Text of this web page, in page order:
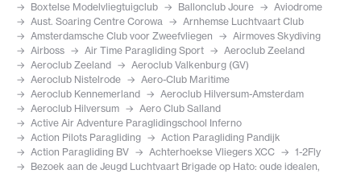
Boxtelse Modelvliegtuigclub
Ballonclub Joure
Aviodrome
Aust. Soaring Centre Corowa
Arnhemse Luchtvaart Club
Amsterdamsche Club voor Zweefvliegen
Airmoves Skydiving
Airboss
Air Time Paragliding Sport
Aeroclub Zeeland
Aeroclub Zeeland
Aeroclub Valkenburg (GV)
Aeroclub Nistelrode
Aero-Club Maritime
Aeroclub Kennemerland
Aeroclub Hilversum-Amsterdam
Aeroclub Hilversum
Aero Club Salland
Active Air Adventure Paraglidingschool Inferno
Action Pilots Paragliding
Action Paragliding Pandijk
Action Paragliding BV
Achterhoekse Vliegers XCC
1-2Fly
Bezoek aan de Jeugd Luchtvaart Brigade op Hato: oude idealen,